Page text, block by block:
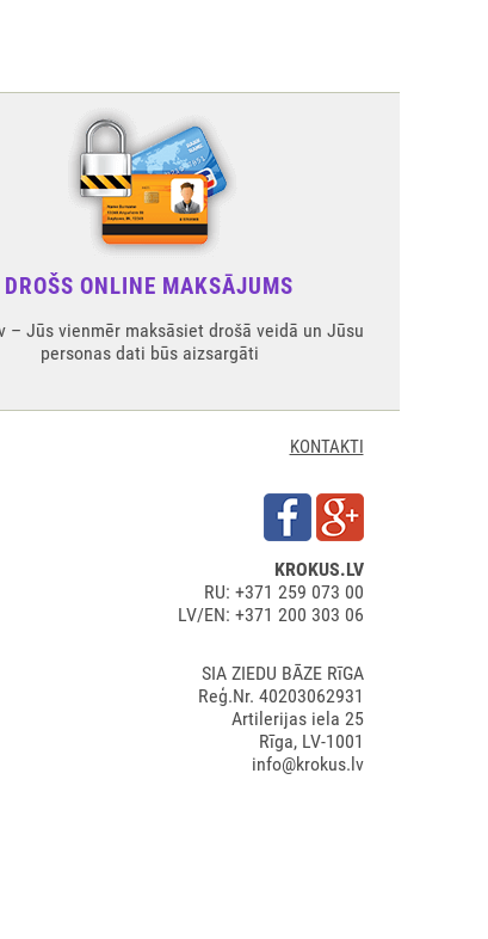
DROŠS ONLINE MAKSĀJUMS
– Jūs vienmēr maksāsiet drošā veidā un Jūsu
personas dati būs aizsargāti
KONTAKTI
KROKUS.LV
RU: +371 259 073 00
LV/EN: +371 200 303 06
SIA ZIEDU BĀZE RīGA
Reģ.Nr. 40203062931
Artilerijas iela 25
Rīga, LV-1001
info@krokus.lv